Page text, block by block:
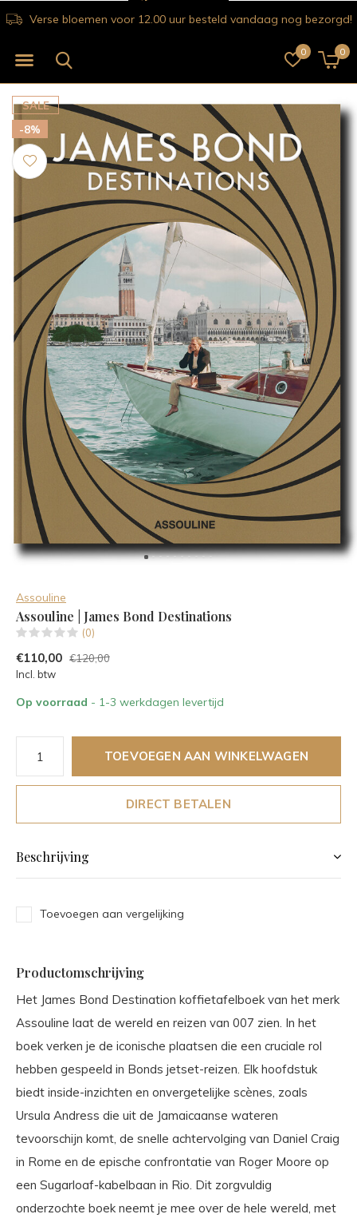
0 0
Verse bloemen voor 12.00 uur besteld vandaag nog bezorgd!
SALE
-8%
Assouline
Assouline | James Bond Destinations
(0)
€110,00 €120,00
Incl. btw
Op voorraad - 1-3 werkdagen levertijd
TOEVOEGEN AAN WINKELWAGEN
DIRECT BETALEN
Beschrijving
Toevoegen aan vergelijking
Productomschrijving
Het James Bond Destination koffietafelboek van het merk
Assouline laat de wereld en reizen van 007 zien. In het
boek verken je de iconische plaatsen die een cruciale rol
hebben gespeeld in Bonds jetset-reizen. Elk hoofdstuk
biedt inside-inzichten en onvergetelijke scènes, zoals
Ursula Andress die uit de Jamaicaanse wateren
tevoorschijn komt, de snelle achtervolging van Daniel Craig
in Rome en de epische confrontatie van Roger Moore op
een Sugarloaf-kabelbaan in Rio. Dit zorgvuldig
onderzochte boek neemt je mee over de hele wereld, met